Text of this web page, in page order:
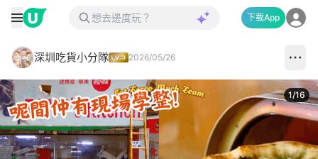
下載App
深圳吃貨小分隊 2026/05/26
1/16